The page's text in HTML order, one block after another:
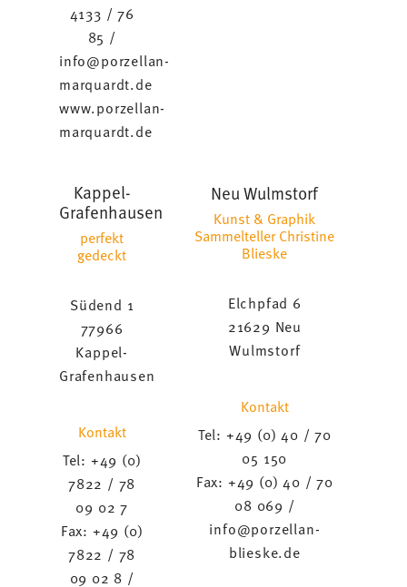
4133 / 76
85 /
info@porzellan-
marquardt.de
www.porzellan-
marquardt.de
Kappel-
Grafenhausen
perfekt
gedeckt
Südend 1
77966
Kappel-
Grafenhausen
Kontakt
Tel: +49 (0)
7822 / 78
09 02 7
Fax: +49 (0)
7822 / 78
09 02 8 /
Neu Wulmstorf
Kunst & Graphik
Sammelteller Christine
Blieske
Elchpfad 6
21629 Neu
Wulmstorf
Kontakt
Tel: +49 (0) 40 / 70
05 150
Fax: +49 (0) 40 / 70
08 069 /
info@porzellan-
blieske.de